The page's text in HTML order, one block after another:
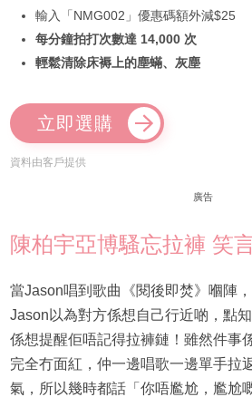
輸入「NMG002」優惠碼額外減$25
每分鐘拍打次數達 14,000 次
輕鬆清除床褥上的塵蟎、灰塵
立即選購
資料由客戶提供
廣告
陳柏宇亞博騷忘拉褲 笑
當Jason唱到歌曲《閱後即焚》嗰陣
Jason以為對方係想自己行近啲，點
係想提醒佢唔記得拉褲鏈！雖然件事
完全冇面紅，仲一邊唱歌一邊單手拉
氣，所以幾時都話「你唔尷尬，尷尬